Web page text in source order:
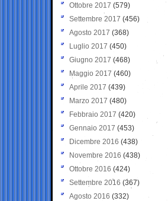
Ottobre 2017 (579)
Settembre 2017 (456)
Agosto 2017 (368)
Luglio 2017 (450)
Giugno 2017 (468)
Maggio 2017 (460)
Aprile 2017 (439)
Marzo 2017 (480)
Febbraio 2017 (420)
Gennaio 2017 (453)
Dicembre 2016 (438)
Novembre 2016 (438)
Ottobre 2016 (424)
Settembre 2016 (367)
Agosto 2016 (332)